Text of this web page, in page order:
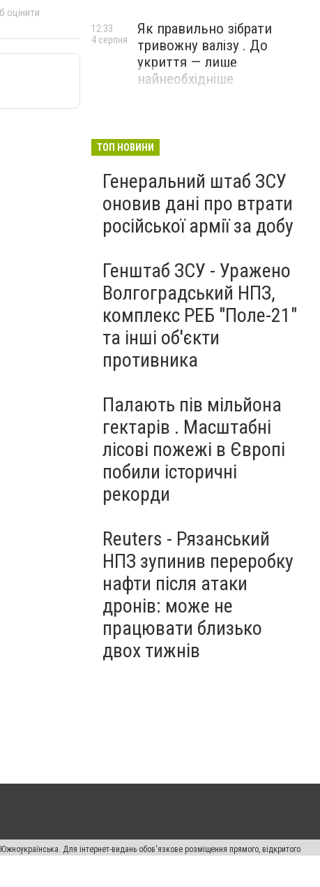
оцінити
Як правильно зібрати
тривожну валізу . До
укриття — лише
найнеобхідніше
12:33
4 серпня
ТОП НОВИНИ
Генеральний штаб ЗСУ
оновив дані про втрати
російської армії за добу
Генштаб ЗСУ - Уражено
Волгоградський НПЗ,
комплекс РЕБ "Поле-21"
та інші об'єкти
противника
Палають пів мільйона
гектарів . Масштабні
лісові пожежі в Європі
побили історичні
рекорди
Reuters - Рязанський
НПЗ зупинив переробку
нафти після атаки
дронів: може не
працювати близько
двох тижнів
Для інтернет-видань обов'язкове розміщення прямого, відкритого